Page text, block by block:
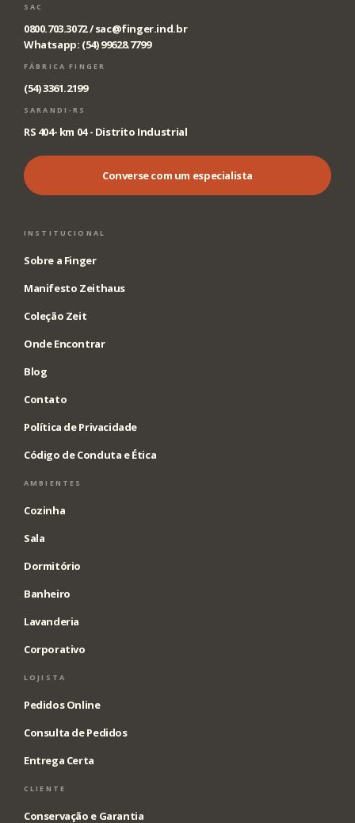
SAC
0800.703.3072 /sac@finger.ind.br
Whatsapp: (54) 99628.7799
FÁBRICA FINGER
(54) 3361.2199
SARANDI-RS
RS 404- km 04 - Distrito Industrial
Converse com um especialista
INSTITUCIONAL
Sobre a Finger
Manifesto Zeithaus
Coleção Zeit
Onde Encontrar
Blog
Contato
Política de Privacidade
Código de Conduta e Ética
AMBIENTES
Cozinha
Sala
Dormitório
Banheiro
Lavanderia
Corporativo
LOJISTA
Pedidos Online
Consulta de Pedidos
Entrega Certa
CLIENTE
Conservação e Garantia